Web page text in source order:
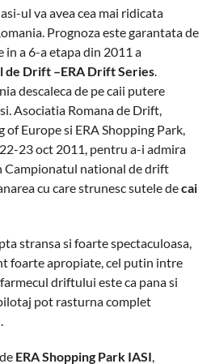
ul va avea cea mai ridicata
Prognoza este garantata de
a 6-a etapa din 2011 a
de Drift –ERA Drift Series.
descaleca de pe caii putere
Asociatia Romana de Drift,
of Europe si ERA Shopping Park,
23 oct 2011, pentru a-i admira
Campionatul national de drift
cu care strunesc sutele decai
stransa si foarte spectaculoasa,
foarte apropiate, cel putin intre
driftului este ca pana si
pot rasturna complet
ERA Shopping Park IASI,